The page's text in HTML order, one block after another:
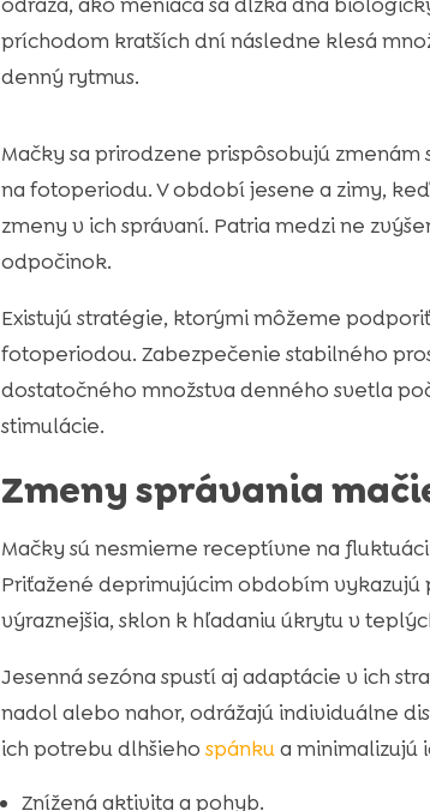
príchodom kratších dní následne klesá
denný rytmus.
Mačky sa prirodzene prispôsobujú
na fotoperiodu. V období jesene a zimy,
zmeny v ich správaní. Patria medzi ne
odpočinok.
Existujú stratégie, ktorými môžeme
fotoperiodou. Zabezpečenie stabilného
dostatočného množstva denného svetla
stimulácie.
Zmeny správania
Mačky sú nesmierne receptívne na
Priťažené deprimujúcim obdobím vykazujú
výraznejšia, sklon k hľadaniu úkrytu v
Jesenná sezóna spustí aj adaptácie v ich
nadol alebo nahor, odrážajú individuálne
ich potrebu dlhšieho spánkua minimalizujú
Znížená aktivita a pohyb.